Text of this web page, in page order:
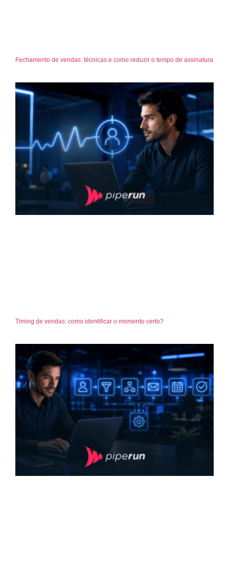
Fechamento de vendas: técnicas e como reduzir o tempo de assinatura
Timing de vendas: como identificar o momento certo?